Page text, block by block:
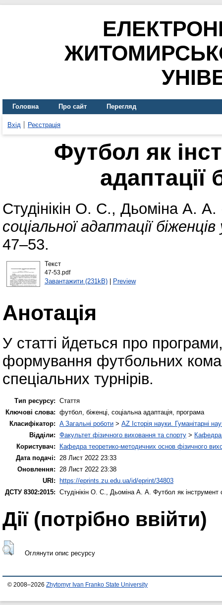
Головна Про сайт Перегляд
Вхід Реєстрація
Футбол як
адаптації
Студінікін О. С., Дьоміна А. А.
соціальної адаптації біженців
47–53.
Текст
47-53.pdf
Завантажити (231kB)| Preview
Анотація
У статті йдеться про
формування футбольних
спеціальних турнірів.
Тип ресурсу: Стаття
Ключові слова: футбол, біженці, соціальна адаптація, програма
Класифікатор: A Загальні роботи > AZ Історія науки. Гуманітарні
Відділи: Факультет фізичного виховання та спорту > Кафедра
Користувач:
Кафедра теоретико-методичних основ фізичного
Дата подачі:
28 Лист 2022 23:33
Оновлення:
28 Лист 2022 23:38
URI: https://eprints.zu.edu.ua/id/eprint/34803
ДСТУ 8302:2015: Студінікін О. С. Дьоміна А. А. Футбол як інструмент
Дії ​​(потрібно ввійти)
Оглянути опис ресурсу
© 2008–2026 Zhytomyr Ivan Franko State University